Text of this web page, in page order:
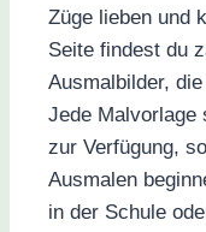
Züge lieben und
Seite findest du
Ausmalbilder,
Jede Malvorlage
zur Verfügung,
Ausmalen
in der Schule